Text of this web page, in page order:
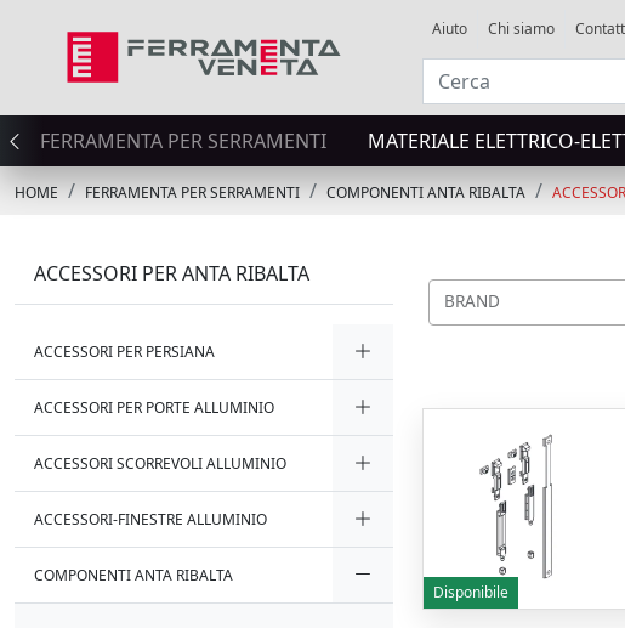
Aiuto Chi siamo
FERRAMENTA PER SERRAMENTI MATERIALE ELETTRICO-
HOME FERRAMENTA PER SERRAMENTI COMPONENTI ANTA RIBALTA
ACCESSORI PER ANTA RIBALTA
ACCESSORI PER PERSIANA
ACCESSORI PER PORTE ALLUMINIO
ACCESSORI SCORREVOLI ALLUMINIO
ACCESSORI-FINESTRE ALLUMINIO
COMPONENTI ANTA RIBALTA
BRAND
Disponibile